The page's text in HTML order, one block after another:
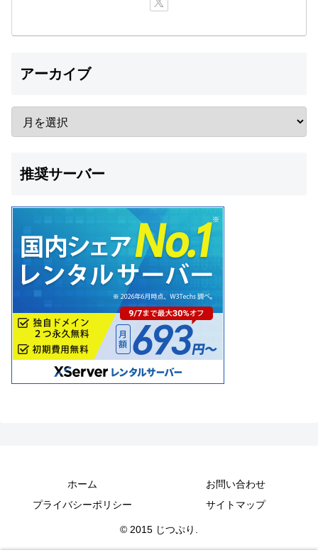
アーカイブ
推奨サーバー
ホーム
お問い合わせ
プライバシーポリシー
サイトマップ
© 2015 じつぷり.